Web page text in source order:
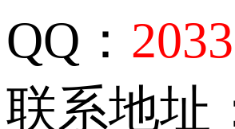
QQ：
联系地址